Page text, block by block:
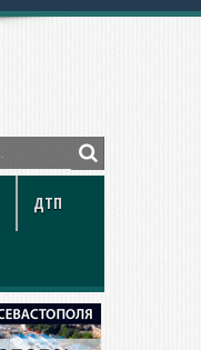
ДТП